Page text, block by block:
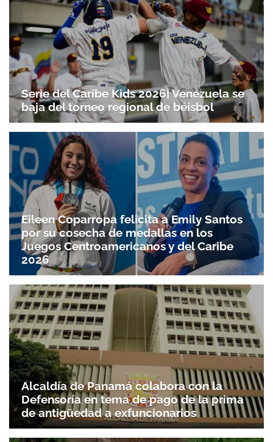
Serie del Caribe Kids 2026| Venezuela se
baja del torneo regional de béisbol
Eileen Coparropa felicita a Emily Santos
por su cosecha de medallas en los
Juegos Centroamericanos y del Caribe
2026
Alcaldía de Panamá colabora con la
Defensoría en tema de pago de la prima
de antigüedad a exfuncionarios